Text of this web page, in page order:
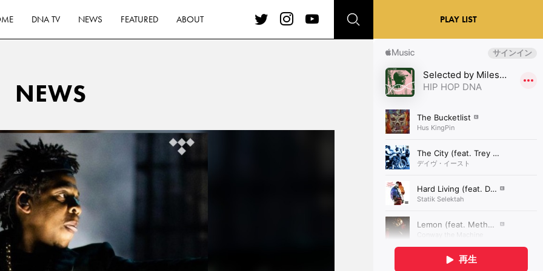
DNA TV NEWS FEATURED ABOUT
NEWS
PLAY LIST